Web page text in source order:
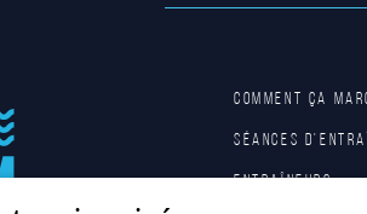
Comment ça
Séances
Entraîneurs